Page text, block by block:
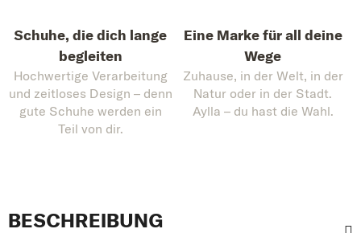
Schuhe, die dich lange
begleiten
Hochwertige Verarbeitung
und zeitloses Design – denn
gute Schuhe werden ein
Teil von dir.
Eine Marke für all deine
Wege
Zuhause, in der Welt, in der
Natur oder in der Stadt.
Aylla – du hast die Wahl.
BESCHREIBUNG